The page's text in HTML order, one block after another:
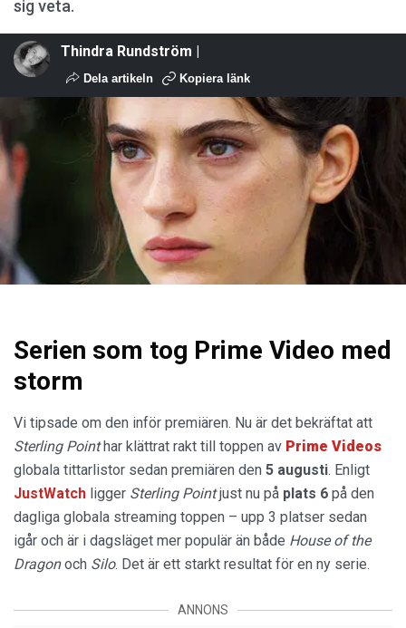
sig veta.
Thindra Rundström |
Dela artikeln Kopiera länk
Serien som tog Prime Video med
storm
Vi tipsade om den inför premiären. Nu är det bekräftat att
Sterling Pointhar klättrat rakt till toppen av Prime Videos
globala tittarlistor sedan premiären den 5 augusti. Enligt
JustWatch ligger Sterling Pointjust nu på plats 6 på den
dagliga globala streaming toppen – upp 3 platser sedan
igår och är i dagsläget mer populär än både House of the
Dragonoch Silo. Det är ett starkt resultat för en ny serie.
ANNONS